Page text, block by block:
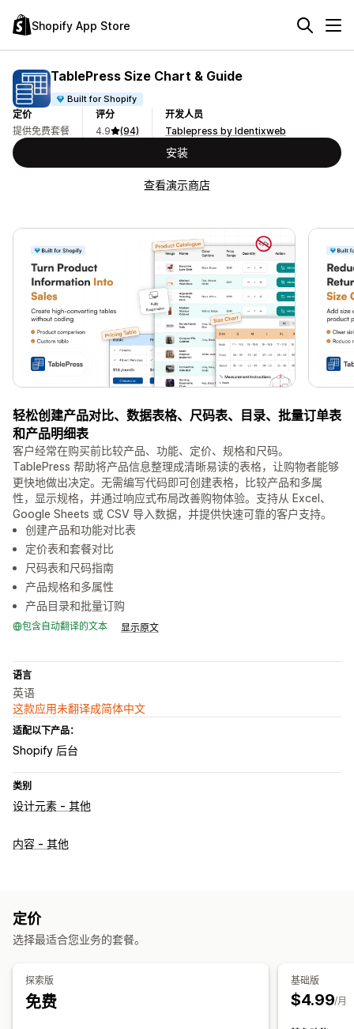
Shopify App Store
TablePress Size Chart & Guide
Built for Shopify
定价
提供免费套餐
评分
4.9
(94)
开发人员
Tablepress by Identixweb
安装
查看演示商店
轻松创建产品对比、数据表格、尺码表、目录、批量订单表
和产品明细表
客户经常在购买前比较产品、功能、定价、规格和尺码。
TablePress 帮助将产品信息整理成清晰易读的表格，让购物者能够
更快地做出决定。无需编写代码即可创建表格，比较产品和多属
性，显示规格，并通过响应式布局改善购物体验。支持从 Excel、
Google Sheets 或 CSV 导入数据，并提供快速可靠的客户支持。
创建产品和功能对比表
定价表和套餐对比
尺码表和尺码指南
产品规格和多属性
产品目录和批量订购
包含自动翻译的文本 显示原文
语言
英语
这款应用未翻译成简体中文
适配以下产品：
Shopify 后台
类别
设计元素 - 其他
内容 - 其他
定价
选择最适合您业务的套餐。
探索版
免费
基础版
$4.99/月